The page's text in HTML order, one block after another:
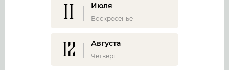
11 Июля
Воскресенье
12 Августа
Четверг